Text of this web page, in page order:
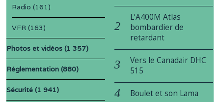
Radio (161)
VFR (163)
Photos et vidéos (1 357)
Réglementation (880)
Sécurité (1 941)
L’A400M Atlas
bombardier de
retardant
Vers le Canadair DHC
515
Boulet et son Lama